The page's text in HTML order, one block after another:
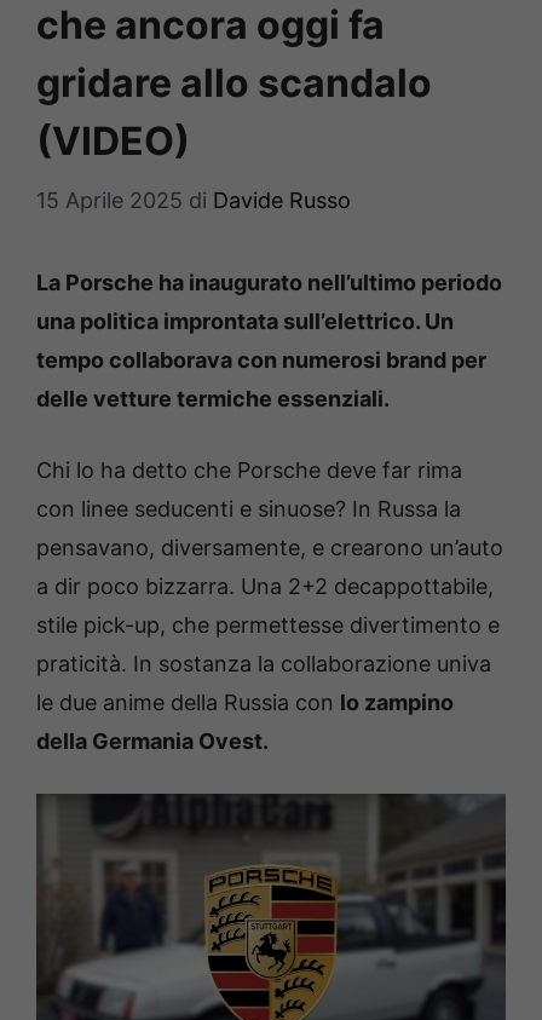
che ancora oggi fa
gridare allo scandalo
(VIDEO)
15 Aprile 2025 di Davide Russo
La Porsche ha inaugurato nell’ultimo periodo
una politica improntata sull’elettrico. Un
tempo collaborava con numerosi brand per
delle vetture termiche essenziali.
Chi lo ha detto che Porsche deve far rima
con linee seducenti e sinuose? In Russa la
pensavano, diversamente, e crearono un’auto
a dir poco bizzarra. Una 2+2 decappottabile,
stile pick-up, che permettesse divertimento e
praticità. In sostanza la collaborazione univa
le due anime della Russia con lo zampino
della Germania Ovest.